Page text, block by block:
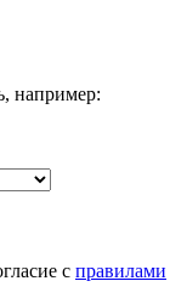
например:
с правилами